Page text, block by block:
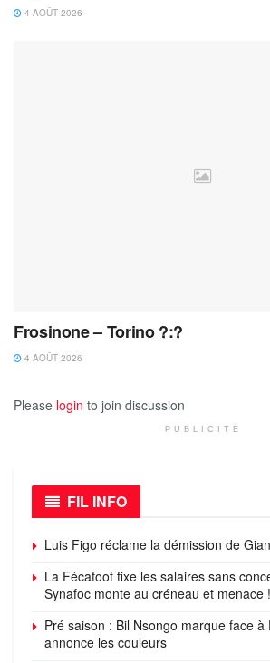
4 AOÛT 2026
Frosinone – Torino ?:?
4 AOÛT 2026
Please login to join discussion
PUBLICITÉ
FIL INFO
Luis Figo réclame la démission de
La Fécafoot fixe les salaires sans
Synafoc monte au créneau et menace !
Pré saison : Bil Nsongo marque face à
annonce les couleurs